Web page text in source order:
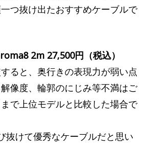
つ抜け出たおすすめケーブルで
2m 27,500円（税込）
ると、奥行きの表現力が弱い点
像度、輪郭のにじみ等不満はご
で上位モデルと比較した場合で
抜けて優秀なケーブルだと思い